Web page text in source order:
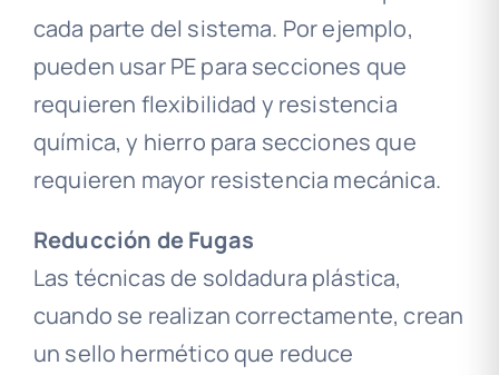
cada parte del sistema. Por ejemplo,
pueden usar PE para secciones que
requieren flexibilidad y resistencia
química, y hierro para secciones que
requieren mayor resistencia mecánica.
Reducción de Fugas
Las técnicas de soldadura plástica,
cuando se realizan correctamente, crean
un sello hermético que reduce